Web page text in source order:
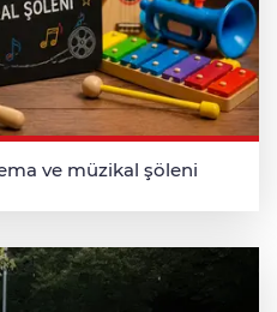
ve müzikal şöleni